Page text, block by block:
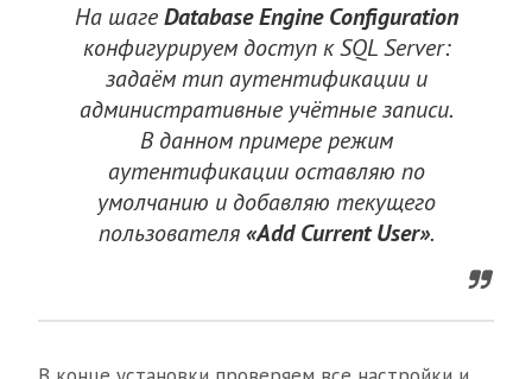
На шагеDatabase Engine Configuration
конфигурируем доступ к SQL Server:
задаём тип аутентификации и
административные учётные записи.
В данном примере режим
аутентификации оставляю по
умолчанию и добавляю текущего
пользователя«Add Current User».